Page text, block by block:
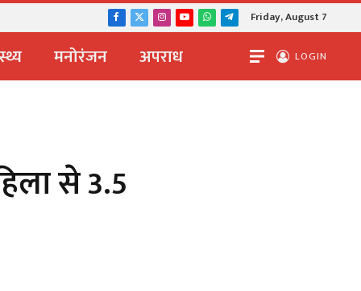
Facebook
X
Instagram
YouTubeWhatsApp
TelegramFriday, August 7
मनोरंजन अपराध LOGIN
से 3.5